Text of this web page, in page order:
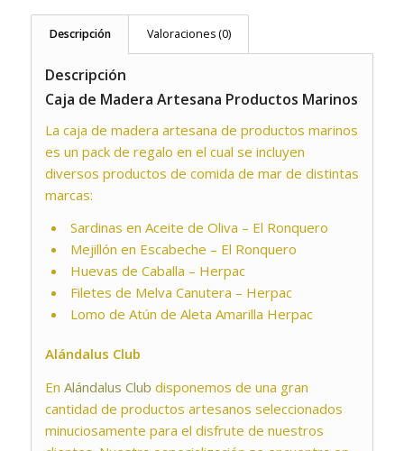
Descripción Valoraciones (0)
Descripción
Caja de Madera Artesana Productos Marinos
La caja de madera artesana de productos marinos
es un pack de regalo en el cual se incluyen
diversos productos de comida de mar de distintas
marcas:
Sardinas en Aceite de Oliva – El Ronquero
Mejillón en Escabeche – El Ronquero
Huevas de Caballa – Herpac
Filetes de Melva Canutera – Herpac
Lomo de Atún de Aleta Amarilla Herpac
Alándalus Club
En Alándalus Club disponemos de una gran
cantidad de productos artesanos seleccionados
minuciosamente para el disfrute de nuestros